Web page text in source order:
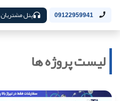
09122959941 پنل مشتریان
لیست پروژه ها